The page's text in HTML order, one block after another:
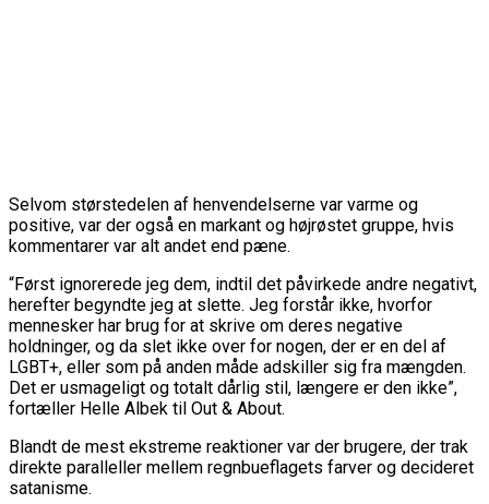
Selvom størstedelen af henvendelserne var varme og
positive, var der også en markant og højrøstet gruppe, hvis
kommentarer var alt andet end pæne.
“Først ignorerede jeg dem, indtil det påvirkede andre negativt,
herefter begyndte jeg at slette. Jeg forstår ikke, hvorfor
mennesker har brug for at skrive om deres negative
holdninger, og da slet ikke over for nogen, der er en del af
LGBT+, eller som på anden måde adskiller sig fra mængden.
Det er usmageligt og totalt dårlig stil, længere er den ikke”,
fortæller Helle Albek til Out & About.
Blandt de mest ekstreme reaktioner var der brugere, der trak
direkte paralleller mellem regnbueflagets farver og decideret
satanisme.